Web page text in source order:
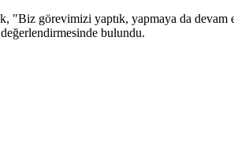
görevimizi yaptık, yapmaya da devam
bulundu.